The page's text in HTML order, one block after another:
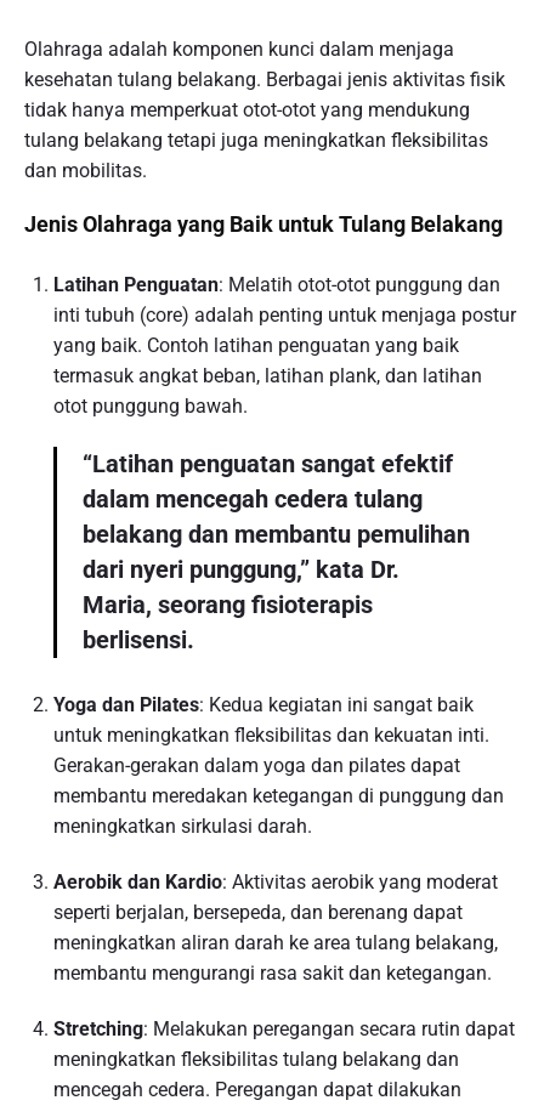
Olahraga adalah komponen kunci dalam menjaga
kesehatan tulang belakang. Berbagai jenis aktivitas fisik
tidak hanya memperkuat otot-otot yang mendukung
tulang belakang tetapi juga meningkatkan fleksibilitas
dan mobilitas.
Jenis Olahraga yang Baik untuk Tulang Belakang
Latihan Penguatan: Melatih otot-otot punggung dan
inti tubuh (core) adalah penting untuk menjaga postur
yang baik. Contoh latihan penguatan yang baik
termasuk angkat beban, latihan plank, dan latihan
otot punggung bawah.
“Latihan penguatan sangat efektif
dalam mencegah cedera tulang
belakang dan membantu pemulihan
dari nyeri punggung,” kata Dr.
Maria, seorang fisioterapis
berlisensi.
Yoga dan Pilates: Kedua kegiatan ini sangat baik
untuk meningkatkan fleksibilitas dan kekuatan inti.
Gerakan-gerakan dalam yoga dan pilates dapat
membantu meredakan ketegangan di punggung dan
meningkatkan sirkulasi darah.
Aerobik dan Kardio: Aktivitas aerobik yang moderat
seperti berjalan, bersepeda, dan berenang dapat
meningkatkan aliran darah ke area tulang belakang,
membantu mengurangi rasa sakit dan ketegangan.
Stretching: Melakukan peregangan secara rutin dapat
meningkatkan fleksibilitas tulang belakang dan
mencegah cedera. Peregangan dapat dilakukan